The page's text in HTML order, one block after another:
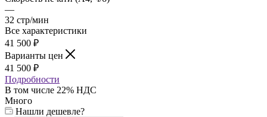
—
32 стр/мин
Все характеристики
41 500 ₽
Варианты цен
41 500 ₽
Подробности
В том числе 22% НДС
Много
Нашли дешевле?